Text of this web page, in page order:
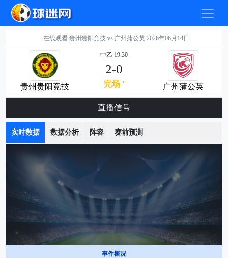
在线观看 贵州贵阳竞技 vs 广州蒲公英 2026年06月14日
贵州贵阳竞技
中乙 19:30
2-0
完场 ' 广州蒲公英
直播信号
实时数据 数据分析 阵容 赛前预测
事件概况